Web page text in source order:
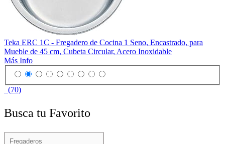
Teka ERC 1C - Fregadero de Cocina 1 Seno, Encastrado, para
Mueble de 45 cm, Cubeta Circular, Acero Inoxidable
Más Info
(70)
Busca tu Favorito